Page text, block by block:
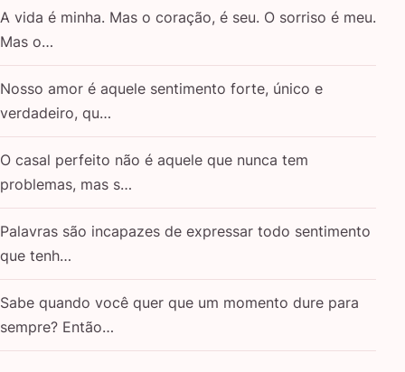
A vida é minha. Mas o coração, é seu. O sorriso é meu.
Mas o…
Nosso amor é aquele sentimento forte, único e
verdadeiro, qu…
O casal perfeito não é aquele que nunca tem
problemas, mas s…
Palavras são incapazes de expressar todo sentimento
que tenh…
Sabe quando você quer que um momento dure para
sempre? Então…